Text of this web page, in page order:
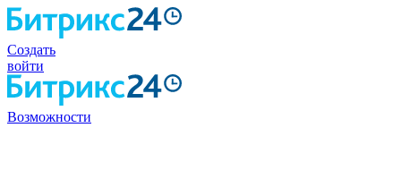
Создать
войти
Возможности